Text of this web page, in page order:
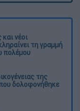
νέοι
τη γραμμή
πολέμου
της
δολοφονήθηκε